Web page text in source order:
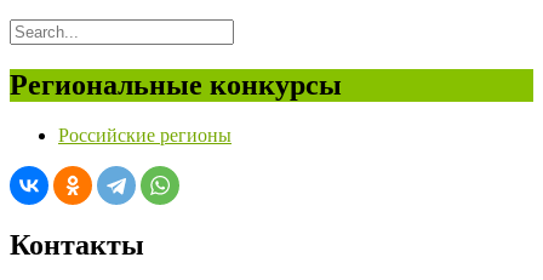
Региональные конкурсы
Российские регионы
Контакты